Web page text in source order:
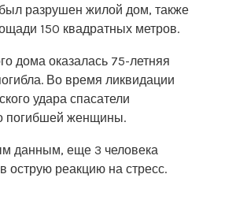
разрушен жилой дом, также
150 квадратных метров.
дома оказалась 75-летняя
Во время ликвидации
удара спасатели
погибшей женщины.
данным, еще 3 человека
острую реакцию на стресс.